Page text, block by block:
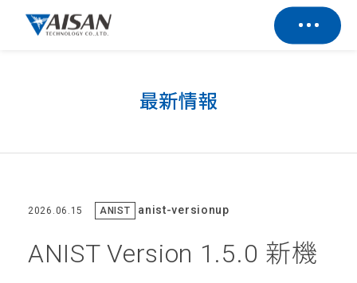
最新情報
2026.06.15 ANIST anist-versionup
ANIST Version 1.5.0 新機